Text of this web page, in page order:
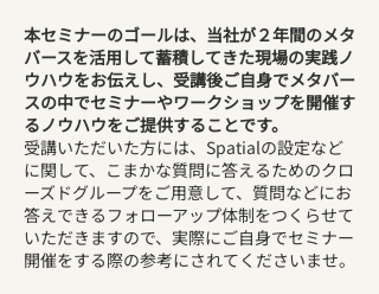
本セミナーのゴールは、当社が２年間のメタ
バースを活用して蓄積してきた現場の実践ノ
ウハウをお伝えし、受講後ご自身でメタバー
スの中でセミナーやワークショップを開催す
るノウハウをご提供することです。
受講いただいた方には、Spatialの設定など
に関して、こまかな質問に答えるためのクロ
ーズドグループをご用意して、質問などにお
答えできるフォローアップ体制をつくらせて
いただきますので、実際にご自身でセミナー
開催をする際の参考にされてくださいませ。